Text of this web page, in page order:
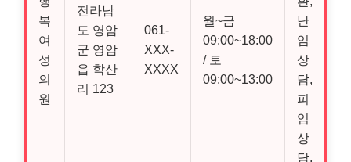
복
여
성
의
원
전라남
도 영암
군 영암
읍 학산
리 123
061-
XXX-
XXXX
월~금
09:00~18:00
/ 토
09:00~13:00
난
임
상
담,
피
임
상
담,